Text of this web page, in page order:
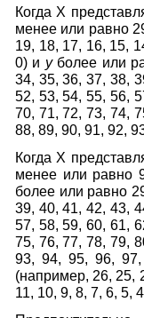
Когда X
менее или равно
19, 18, 17, 16, 15,
0) и y более или
34, 35, 36, 37, 38,
52, 53, 54, 55, 56,
70, 71, 72, 73, 74,
88, 89, 90, 91, 92,
Когда X
менее или равно
более или равно
39, 40, 41, 42, 43,
57, 58, 59, 60, 61,
75, 76, 77, 78, 79,
93, 94, 95, 96,
(например, 26, 25,
11, 10, 9, 8, 7, 6, 5,